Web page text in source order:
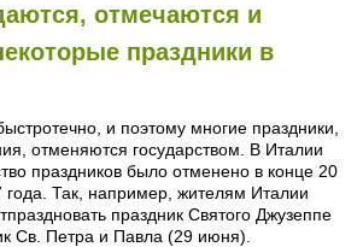
отмечаются и
праздники в
и поэтому многие праздники,
отменяются государством. В Италии
праздников было отменено в конце 20
года. Так, например, жителям Италии
праздник Святого Джузеппе
Св. Петра и Павла (29 июня).